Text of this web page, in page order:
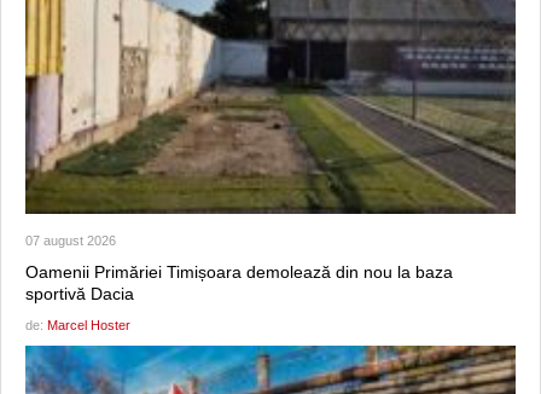
07 august 2026
Oamenii Primăriei Timișoara demolează din nou la baza
sportivă Dacia
de: Marcel Hoster